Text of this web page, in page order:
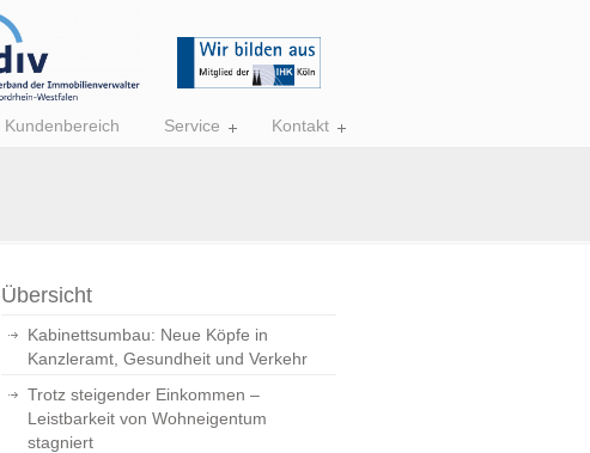
Kundenbereich Service Kontakt
Übersicht
Kabinettsumbau: Neue Köpfe in
Kanzleramt, Gesundheit und Verkehr
Trotz steigender Einkommen –
Leistbarkeit von Wohneigentum
stagniert